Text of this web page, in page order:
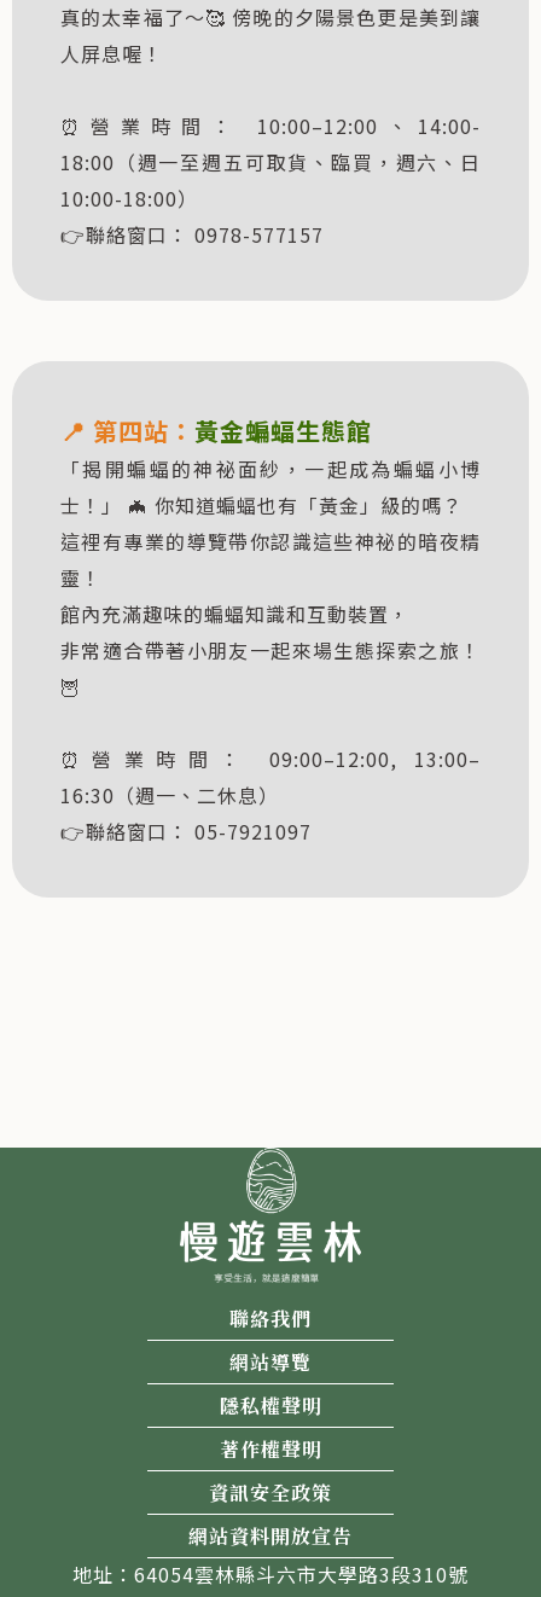
真的太幸福了～🥰 傍晚的夕陽景色更是美到讓
人屏息喔！
⏰營業時間： 10:00–12:00、14:00-
18:00（週一至週五可取貨、臨買，週六、日
10:00-18:00）
👉聯絡窗口： 0978-577157
📍 第四站： 黃金蝙蝠生態館
「揭開蝙蝠的神祕面紗，一起成為蝙蝠小博
士！」 🦇 你知道蝙蝠也有「黃金」級的嗎？
這裡有專業的導覽帶你認識這些神祕的暗夜精
靈！
館內充滿趣味的蝙蝠知識和互動裝置，
非常適合帶著小朋友一起來場生態探索之旅！
🦉
⏰營業時間： 09:00–12:00, 13:00–
16:30（週一、二休息）
👉聯絡窗口： 05-7921097
聯絡我們
網站導覽
隱私權聲明
著作權聲明
資訊安全政策
網站資料開放宣告
地址：64054雲林縣斗六市大學路3段310號